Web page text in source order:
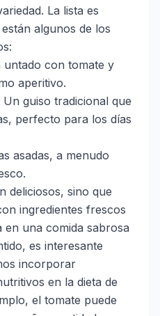
La lista es
algunos de los
untado con tomate y
aperitivo.
Un guiso tradicional que
perfecto para los días
asadas, a menudo
deliciosos, sino que
ingredientes frescos
una comida sabrosa
es interesante
incorporar
en la dieta de
el tomate puede